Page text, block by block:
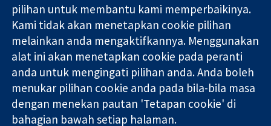
dipercayai.
keputusan
termaklum
Kesihatan yang
lebih baik
W1G 0AN
United Kingdom
akhbar
Perihal Kami
Pekerjaan
Cochrane
Library
Kolaborasi Cochrane ialah sebuah badan amal (no. 1045921) dan
sebuah syarikat terhad oleh jaminan (no. 03044323) yang
pilihan untuk membantu kami memperbaikinya.
Kami tidak akan menetapkan cookie pilihan
melainkan anda mengaktifkannya. Menggunakan
alat ini akan menetapkan cookie pada peranti
anda untuk mengingati pilihan anda. Anda boleh
menukar pilihan cookie anda pada bila-bila masa
dengan menekan pautan 'Tetapan cookie' di
bahagian bawah setiap halaman.